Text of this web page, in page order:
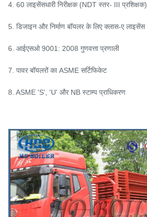
4. 60 लाइसेंसधारी निरीक्षक (NDT स्तर- III प्रशिक्षक)
5. डिजाइन और निर्माण बॉयलर के लिए क्लास-ए लाइसेंस
6. आईएसओ 9001: 2008 गुणवत्ता प्रणाली
7. पावर बॉयलरों का ASME सर्टिफिकेट
8. ASME 'S', 'U' और NB स्टाम्प प्राधिकरण